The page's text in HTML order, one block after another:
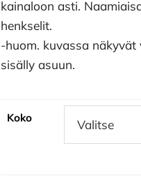
kainaloon asti.
henkselit.
-huom. kuvassa
sisälly asuun.
Koko